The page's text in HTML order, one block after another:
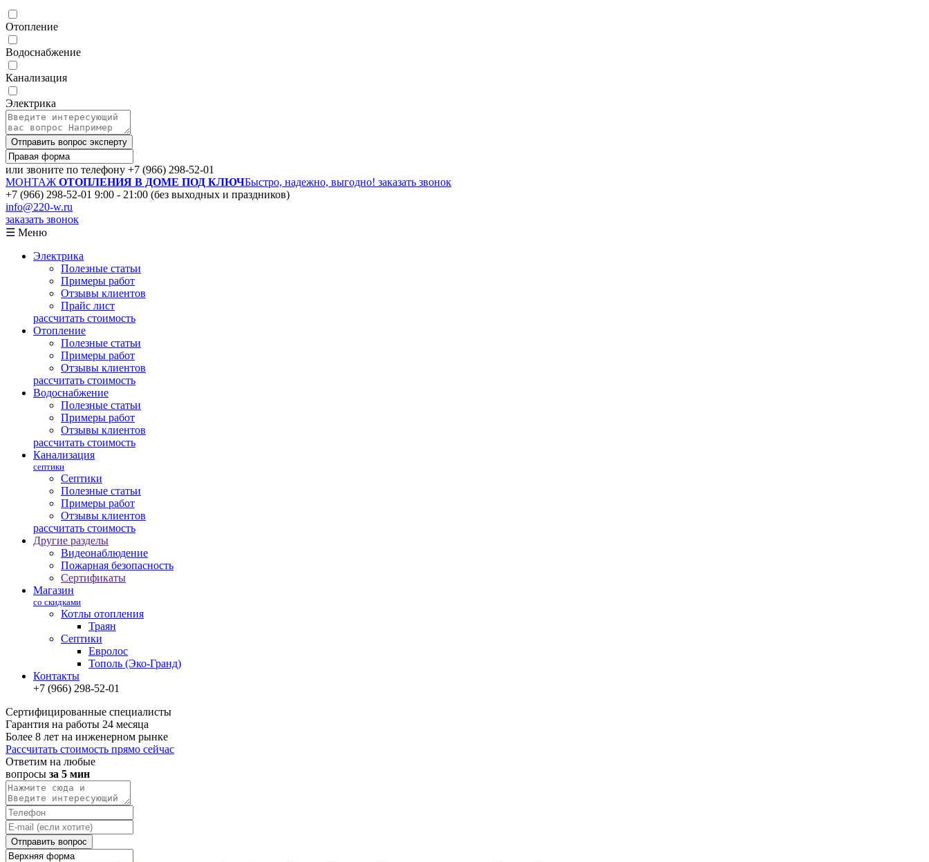
Отопление
Водоснабжение
Канализация
Электрика
Отправить вопрос эксперту
или звоните по телефону +7 (966) 298-52-01
МОНТАЖ ОТОПЛЕНИЯ В ДОМЕ ПОД КЛЮЧБыстро, надежно, выгодно! заказать звонок
+7 (966) 298-52-01 9:00 - 21:00 (без выходных и праздников)
info@220-w.ru
заказать звонок
☰ Меню
Электрика
Полезные статьи
Примеры работ
Отзывы клиентов
Прайс лист
рассчитать стоимость
Отопление
Полезные статьи
Примеры работ
Отзывы клиентов
рассчитать стоимость
Водоснабжение
Полезные статьи
Примеры работ
Отзывы клиентов
рассчитать стоимость
Канализация
септики
Септики
Полезные статьи
Примеры работ
Отзывы клиентов
рассчитать стоимость
Другие разделы
Видеонаблюдение
Пожарная безопасность
Сертификаты
Магазин
со скидками
Котлы отопления
Траян
Септики
Евролос
Тополь (Эко-Гранд)
Контакты
+7 (966) 298-52-01
Сертифицированные специалисты
Гарантия на работы 24 месяца
Более 8 лет на инженерном рынке
Рассчитать стоимость прямо сейчас
Ответим на любые
вопросы за 5 мин
Отправить вопрос